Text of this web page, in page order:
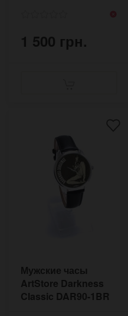
1 500 грн.
Мужские часы
ArtStore Darkness
Classic DAR90-1BR